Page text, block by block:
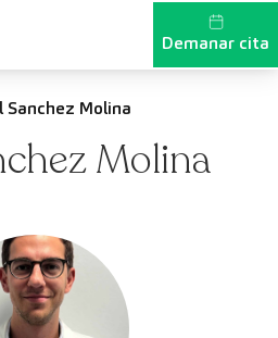
Demanar cita
Sanchez Molina
Molina